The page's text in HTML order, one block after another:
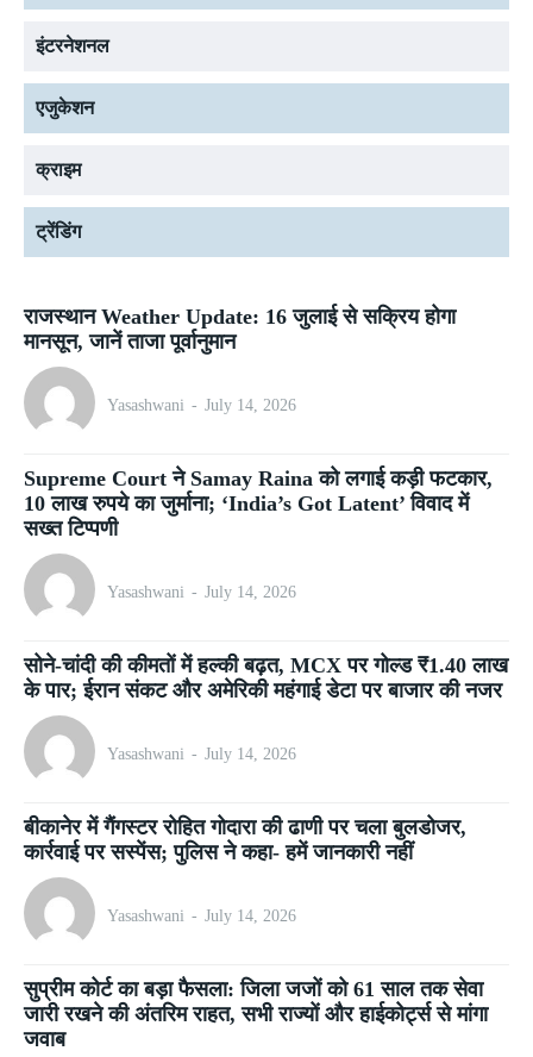
इंटरनेशनल
एजुकेशन
क्राइम
ट्रेंडिंग
राजस्थान Weather Update: 16 जुलाई से सक्रिय होगा
मानसून, जानें ताजा पूर्वानुमान
Yasashwani - July 14, 2026
Supreme Court ने Samay Raina को लगाई कड़ी फटकार,
10 लाख रुपये का जुर्माना; ‘India’s Got Latent’ विवाद में
सख्त टिप्पणी
Yasashwani - July 14, 2026
सोने-चांदी की कीमतों में हल्की बढ़त, MCX पर गोल्ड ₹1.40 लाख
के पार; ईरान संकट और अमेरिकी महंगाई डेटा पर बाजार की नजर
Yasashwani - July 14, 2026
बीकानेर में गैंगस्टर रोहित गोदारा की ढाणी पर चला बुलडोजर,
कार्रवाई पर सस्पेंस; पुलिस ने कहा- हमें जानकारी नहीं
Yasashwani - July 14, 2026
सुप्रीम कोर्ट का बड़ा फैसला: जिला जजों को 61 साल तक सेवा
जारी रखने की अंतरिम राहत, सभी राज्यों और हाईकोर्ट्स से मांगा
जवाब